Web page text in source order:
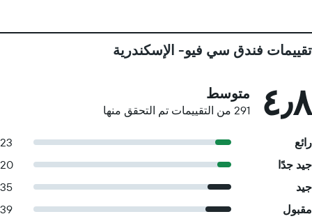
تقييمات فندق سي فيو- الإسكندرية
٤٫٨ متوسط
291 من التقييمات تم التحقق منها
رائع
23
جيد جدًا
20
جيد
35
مقبول
39